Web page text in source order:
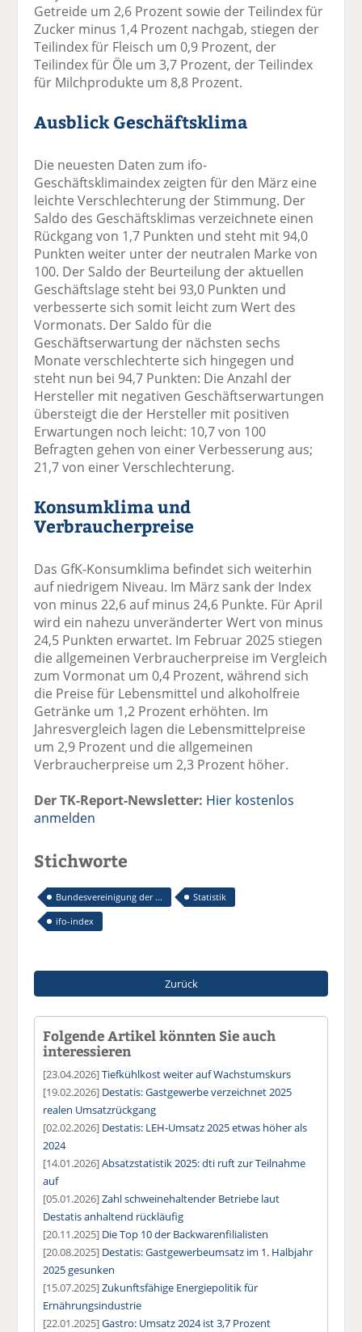
Getreide um 2,6 Prozent sowie der Teilindex für
Zucker minus 1,4 Prozent nachgab, stiegen der
Teilindex für Fleisch um 0,9 Prozent, der
Teilindex für Öle um 3,7 Prozent, der Teilindex
für Milchprodukte um 8,8 Prozent.
Ausblick Geschäftsklima
Die neuesten Daten zum ifo-
Geschäftsklimaindex zeigten für den März eine
leichte Verschlechterung der Stimmung. Der
Saldo des Geschäftsklimas verzeichnete einen
Rückgang von 1,7 Punkten und steht mit 94,0
Punkten weiter unter der neutralen Marke von
100. Der Saldo der Beurteilung der aktuellen
Geschäftslage steht bei 93,0 Punkten und
verbesserte sich somit leicht zum Wert des
Vormonats. Der Saldo für die
Geschäftserwartung der nächsten sechs
Monate verschlechterte sich hingegen und
steht nun bei 94,7 Punkten: Die Anzahl der
Hersteller mit negativen Geschäftserwartungen
übersteigt die der Hersteller mit positiven
Erwartungen noch leicht: 10,7 von 100
Befragten gehen von einer Verbesserung aus;
21,7 von einer Verschlechterung.
Konsumklima und
Verbraucherpreise
Das GfK-Konsumklima befindet sich weiterhin
auf niedrigem Niveau. Im März sank der Index
von minus 22,6 auf minus 24,6 Punkte. Für April
wird ein nahezu unveränderter Wert von minus
24,5 Punkten erwartet. Im Februar 2025 stiegen
die allgemeinen Verbraucherpreise im Vergleich
zum Vormonat um 0,4 Prozent, während sich
die Preise für Lebensmittel und alkoholfreie
Getränke um 1,2 Prozent erhöhten. Im
Jahresvergleich lagen die Lebensmittelpreise
um 2,9 Prozent und die allgemeinen
Verbraucherpreise um 2,3 Prozent höher.
Der TK-Report-Newsletter: Hier kostenlos
anmelden
Stichworte
Bundesvereinigung der ...
Statistik
ifo-index
Zurück
Folgende Artikel könnten Sie auch
interessieren
[23.04.2026]Tiefkühlkost weiter auf Wachstumskurs
[19.02.2026] Destatis: Gastgewerbe verzeichnet 2025
realen Umsatzrückgang
[02.02.2026] Destatis: LEH-Umsatz 2025 etwas höher als
2024
[14.01.2026]Absatzstatistik 2025: dti ruft zur Teilnahme
auf
[05.01.2026]Zahl schweinehaltender Betriebe laut
Destatis anhaltend rückläufig
[20.11.2025] Die Top 10 der Backwarenfilialisten
[20.08.2025] Destatis: Gastgewerbeumsatz im 1. Halbjahr
2025 gesunken
[15.07.2025]Zukunftsfähige Energiepolitik für
Ernährungsindustrie
[22.01.2025]Gastro: Umsatz 2024 ist 3,7 Prozent